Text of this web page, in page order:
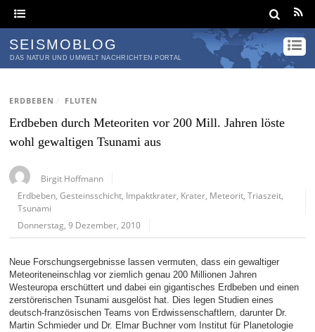
SEISMOBLOG
DAS NATUR UND UMWELT NACHRICHTEN PORTAL
ERDBEBEN / FLUTEN
Erdbeben durch Meteoriten vor 200 Mill. Jahren löste
wohl gewaltigen Tsunami aus
Birgit Hoffmann
Erdbeben ,Gesteinsschicht Impaktkrater Krater Meteorit ,Triaszeit
Tsunami
Donnerstag, 9 Dezember, 2010
Neue Forschungsergebnisse lassen vermuten, dass ein gewaltiger
Meteoriteneinschlag vor ziemlich genau 200 Millionen Jahren
Westeuropa erschüttert und dabei ein gigantisches Erdbeben und einen
zerstörerischen Tsunami ausgelöst hat. Dies legen Studien eines
deutsch-französischen Teams von Erdwissenschaftlern, darunter Dr.
Martin Schmieder und Dr. Elmar Buchner vom Institut für Planetologie